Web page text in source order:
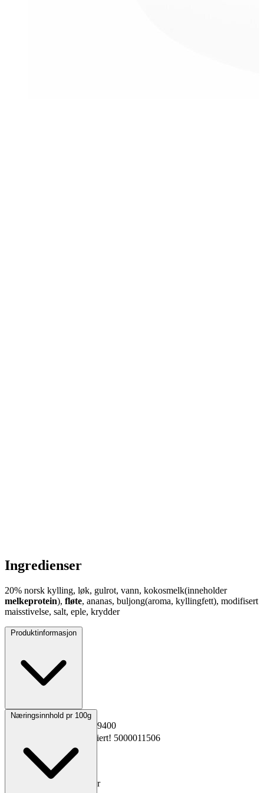
Ingredienser
20% norsk kylling, løk, gulrot, vann, kokosmelk(inneholder
melkeprotein), fløte, ananas, buljong(aroma, kyllingfett), modifisert
maisstivelse, salt, eple, krydder
Produktinformasjon
Opprinnelsesland Norge
6689400
Kopiert! 5000011506
GTIN
Kopiert!
Vekt pakning
2x2,5 kg
Oppbevaring 0 til 4°C
40 dager
Næringsinnhold pr 100g